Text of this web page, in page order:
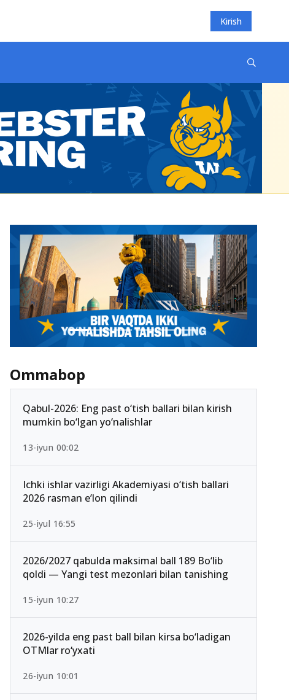
Kirish
Ommabop
Qabul-2026: Eng past o‘tish ballari bilan kirish
mumkin bo‘lgan yo‘nalishlar
13-iyun 00:02
Ichki ishlar vazirligi Akademiyasi o‘tish ballari
2026 rasman e’lon qilindi
25-iyul 16:55
2026/2027 qabulda maksimal ball 189 Bo‘lib
qoldi — Yangi test mezonlari bilan tanishing
15-iyun 10:27
2026-yilda eng past ball bilan kirsa bo‘ladigan
OTMlar ro‘yxati
26-iyun 10:01